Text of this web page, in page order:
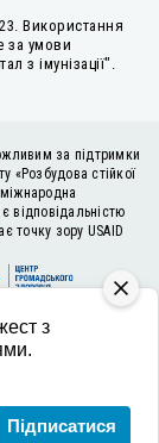
Використання
за умови
з імунізації".
за підтримки
«Розбудова стійкої
відповідальністю
точку зору USAID
з
Підписатися